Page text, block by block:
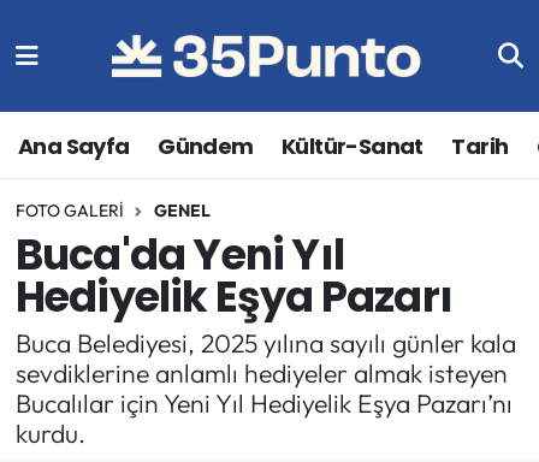
Ana Sayfa Gündem Kültür-Sanat Tarih
FOTO GALERI GENEL
Buca'da Yeni Yıl
Hediyelik Eşya Pazarı
Buca Belediyesi, 2025 yılına sayılı günler kala
sevdiklerine anlamlı hediyeler almak isteyen
Bucalılar için Yeni Yıl Hediyelik Eşya Pazarı’nı
kurdu.